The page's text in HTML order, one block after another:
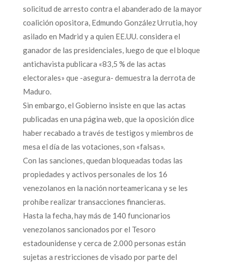
solicitud de arresto contra el abanderado de la mayor
coalición opositora, Edmundo González Urrutia, hoy
asilado en Madrid y a quien EE.UU. considera el
ganador de las presidenciales, luego de que el bloque
antichavista publicara «83,5 % de las actas
electorales» que -asegura- demuestra la derrota de
Maduro.
Sin embargo, el Gobierno insiste en que las actas
publicadas en una página web, que la oposición dice
haber recabado a través de testigos y miembros de
mesa el día de las votaciones, son «falsas».
Con las sanciones, quedan bloqueadas todas las
propiedades y activos personales de los 16
venezolanos en la nación norteamericana y se les
prohíbe realizar transacciones financieras.
Hasta la fecha, hay más de 140 funcionarios
venezolanos sancionados por el Tesoro
estadounidense y cerca de 2.000 personas están
sujetas a restricciones de visado por parte del